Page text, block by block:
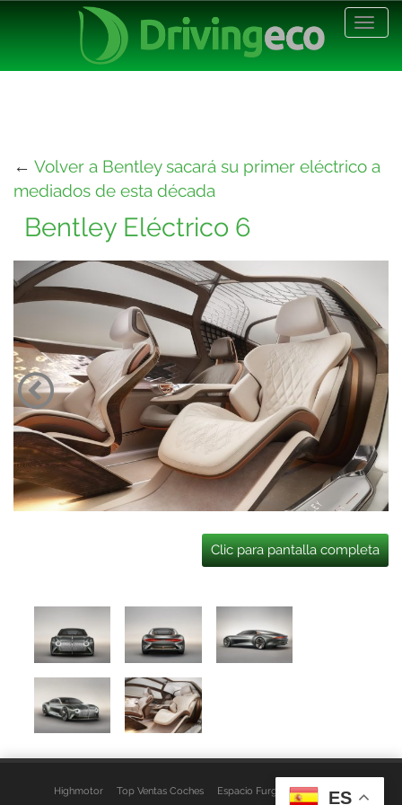
← Volver a Bentley sacará su primer eléctrico a
mediados de esta década
Bentley Eléctrico 6
Clic para pantalla completa
Highmotor Top Ventas Coches Espacio Furgo Aviso Legal
ES